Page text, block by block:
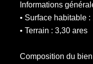
Informations
• Surface habitable :
• Terrain : 3,30 ares
Composition du bien